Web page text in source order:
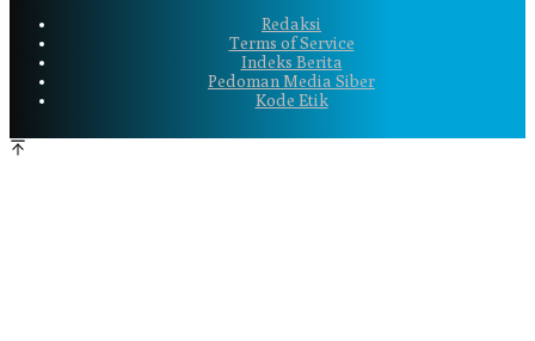
Redaksi
Terms of Service
Indeks Berita
Pedoman Media Siber
Kode Etik